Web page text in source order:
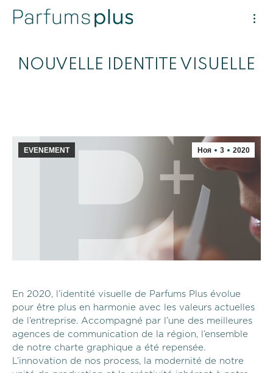
NOUVELLE IDENTITE VISUELLE
Ноя 3 2020
EVENEMENT
En 2020, l’identité visuelle de Parfums Plus évolue
pour être plus en harmonie avec les valeurs actuelles
de l’entreprise. Accompagné par l’une des meilleures
agences de communication de la région, l’ensemble
de notre charte graphique a été repensée.
L’innovation de nos process, la modernité de notre